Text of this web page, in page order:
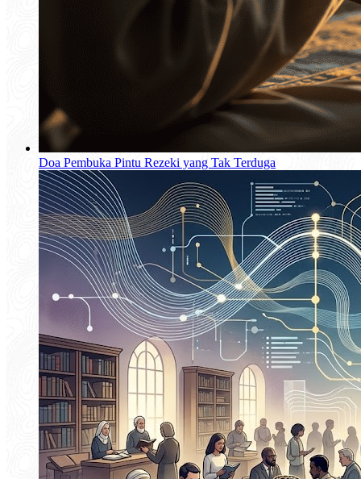
Doa Pembuka Pintu Rezeki yang Tak Terduga